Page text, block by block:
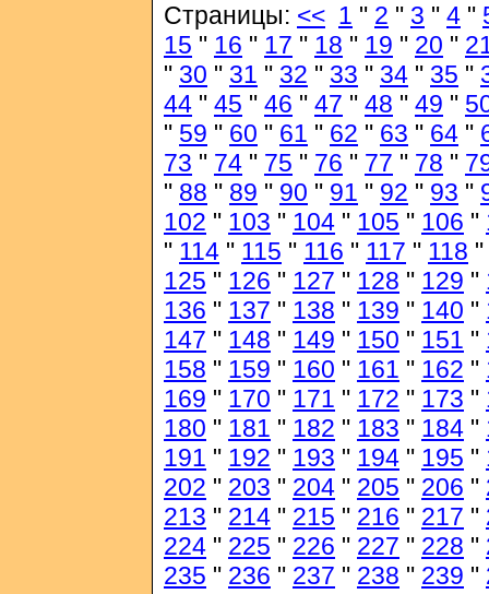
Страницы: << 1 " 2 " 3 " 4 "
15 " 16 " 17 " 18 " 19 " 20 "
" 30 " 31 " 32 " 33 " 34 " 35 "
44 " 45 " 46 " 47 " 48 " 49 "
" 59 " 60 " 61 " 62 " 63 " 64 "
73 " 74 " 75 " 76 " 77 " 78 "
" 88 " 89 " 90 " 91 " 92 " 93 "
102 " 103 " 104 " 105 " 106 "
" 114 " 115 " 116 " 117 " 118 "
125 " 126 " 127 " 128 " 129 "
136 " 137 " 138 " 139 " 140 "
147 " 148 " 149 " 150 " 151 "
158 " 159 " 160 " 161 " 162 "
169 " 170 " 171 " 172 " 173 "
180 " 181 " 182 " 183 " 184 "
191 " 192 " 193 " 194 " 195 "
202 " 203 " 204 " 205 " 206 "
213 " 214 " 215 " 216 " 217 "
224 " 225 " 226 " 227 " 228 "
235 " 236 " 237 " 238 " 239 "